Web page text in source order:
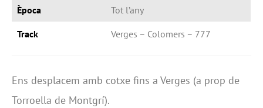
Època Tot l’any
Track Verges – Colomers – 777
Ens desplacem amb cotxe fins a Verges (a prop de
Torroella de Montgrí).